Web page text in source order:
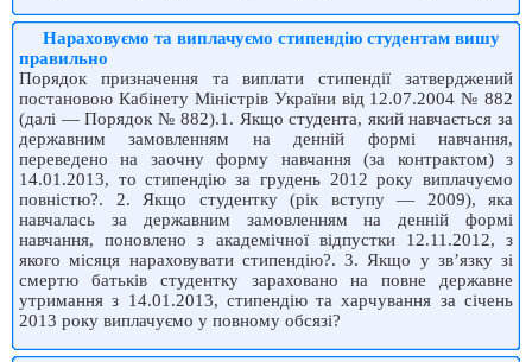
Нараховуємо та виплачуємо стипендію студентам вишу
правильно
Порядок призначення та виплати стипендії затверджений
постановою Кабінету Міністрів України від 12.07.2004 № 882
(далі — Порядок № 882).1. Якщо студента, який навчається за
державним замовленням на денній формі навчання,
переведено на заочну форму навчання (за контрактом) з
14.01.2013, то стипендію за грудень 2012 року виплачуємо
повністю?. 2. Якщо студентку (рік вступу — 2009), яка
навчалась за державним замовленням на денній формі
навчання, поновлено з академічної відпустки 12.11.2012, з
якого місяця нараховувати стипендію?. 3. Якщо у зв’язку зі
смертю батьків студентку зараховано на повне державне
утримання з 14.01.2013, стипендію та харчування за січень
2013 року виплачуємо у повному обсязі?